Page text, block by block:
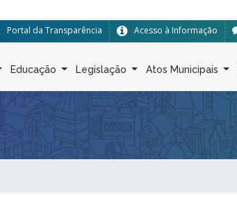
Acesso à Informação
Portal da Transparência
Educação Legislação Atos Municipais